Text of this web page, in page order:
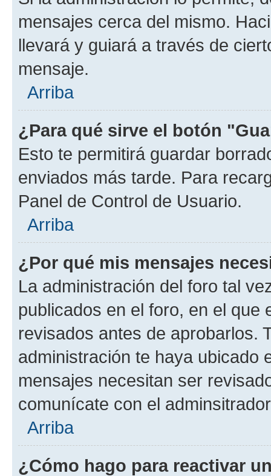
mensajes cerca del mismo.
llevará y guiará a través de
mensaje.
Arriba
¿Para qué sirve el botón
Esto te permitirá guardar
enviados más tarde. Para
Panel de Control de Usuario.
Arriba
¿Por qué mis mensajes
La administración del foro tal
publicados en el foro, en el
revisados antes de aprobarlos.
administración te haya ubicado
mensajes necesitan ser
comunícate con el
Arriba
¿Cómo hago para reactivar